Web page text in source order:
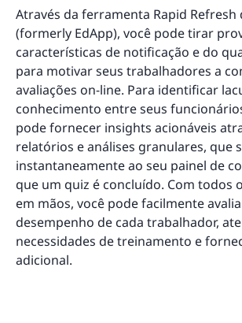
Através da ferramenta Rapid Refresh
(formerly EdApp), você pode tirar
características de notificação e do
para motivar seus trabalhadores a
avaliações on-line. Para identificar
conhecimento entre seus
pode fornecer insights acionáveis
relatórios e análises granulares, que
instantaneamente ao seu painel de
que um quiz é concluído. Com todos
em mãos, você pode facilmente
desempenho de cada trabalhador,
necessidades de treinamento e
adicional.